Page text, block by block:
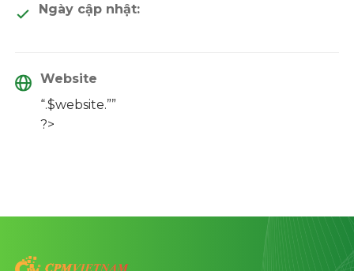
Ngày cập nhật:
Website
“.$website.””
?>